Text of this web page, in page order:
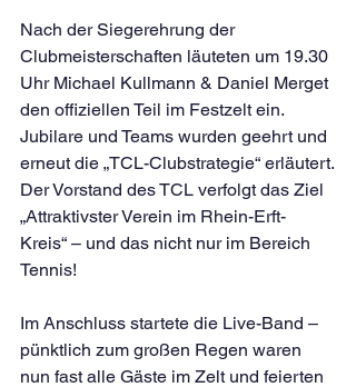
Nach der Siegerehrung der
Clubmeisterschaften läuteten um 19.30
Uhr Michael Kullmann & Daniel Merget
den offiziellen Teil im Festzelt ein.
Jubilare und Teams wurden geehrt und
erneut die „TCL-Clubstrategie“ erläutert.
Der Vorstand des TCL verfolgt das Ziel
„Attraktivster Verein im Rhein-Erft-
Kreis“ – und das nicht nur im Bereich
Tennis!
Im Anschluss startete die Live-Band –
pünktlich zum großen Regen waren
nun fast alle Gäste im Zelt und feierten